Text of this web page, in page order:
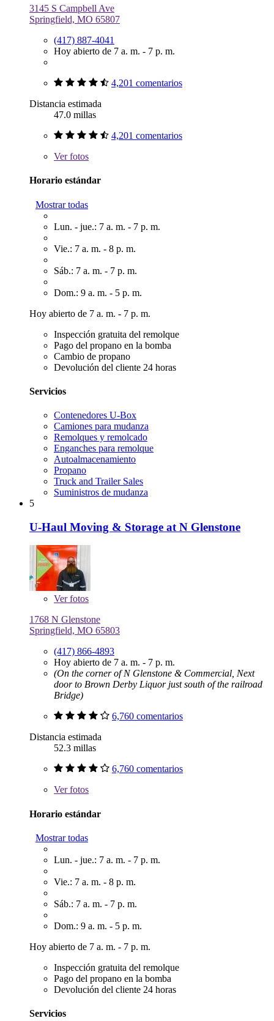
3145 S Campbell Ave
Springfield, MO 65807
(417) 887-4041
Hoy abierto de 7 a. m. - 7 p. m.
4,201 comentarios
Distancia estimada
47.0 millas
4,201 comentarios
Verfotos
Horario estándar
Mostrar todas
Lun. - jue.: 7 a. m. - 7 p. m.
Vie.: 7 a. m. - 8 p. m.
Sáb.: 7 a. m. - 7 p. m.
Dom.: 9 a. m. - 5 p. m.
Hoy abierto de 7 a. m. - 7 p. m.
Inspección gratuita del remolque
Pago del propano en la bomba
Cambio de propano
Devolución del cliente 24 horas
Servicios
Contenedores U-Box
Camiones para mudanza
Remolques y remolcado
Enganches para remolque
Autoalmacenamiento
Propano
Truck and Trailer Sales
Suministros de mudanza
5
U-Haul Moving & Storage at N Glenstone
Verfotos
1768 N Glenstone
Springfield, MO 65803
(417) 866-4893
Hoy abierto de 7 a. m. - 7 p. m.
(On the corner of N Glenstone & Commercial, Next
door to Brown Derby Liquor just south of the railroad
Bridge)
6,760 comentarios
Distancia estimada
52.3 millas
6,760 comentarios
Verfotos
Horario estándar
Mostrar todas
Lun. - jue.: 7 a. m. - 7 p. m.
Vie.: 7 a. m. - 8 p. m.
Sáb.: 7 a. m. - 7 p. m.
Dom.: 9 a. m. - 5 p. m.
Hoy abierto de 7 a. m. - 7 p. m.
Inspección gratuita del remolque
Pago del propano en la bomba
Devolución del cliente 24 horas
Servicios